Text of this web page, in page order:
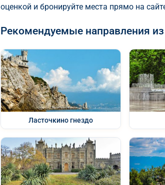
оценкой и бронируйте места прямо на
Рекомендуемые направления из
Ласточкино гнездо